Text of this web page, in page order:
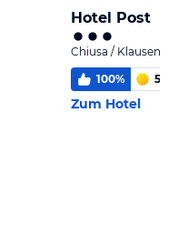
Hotel Post
Chiusa / Klausen,
100% 5,5
Zum Hotel